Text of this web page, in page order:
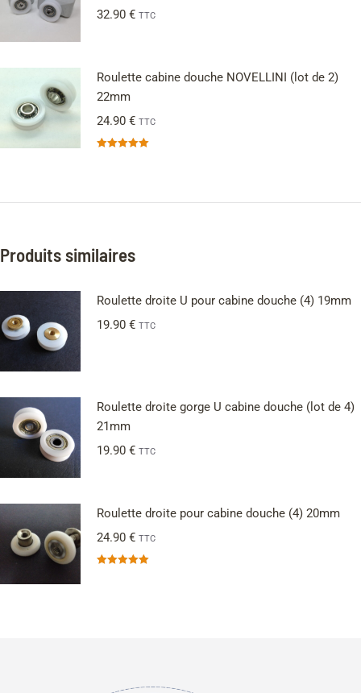
32.90 € TTC
Roulette cabine douche NOVELLINI (lot de 2)
22mm
24.90 € TTC
Produits similaires
Roulette droite U pour cabine douche (4) 19mm
19.90 € TTC
Roulette droite gorge U cabine douche (lot de 4)
21mm
19.90 € TTC
Roulette droite pour cabine douche (4) 20mm
24.90 € TTC